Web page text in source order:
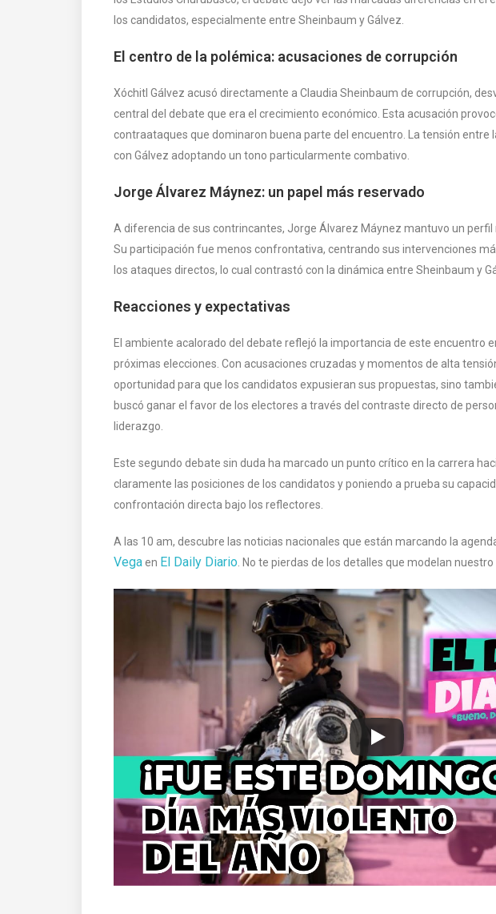
los candidatos, especialmente entre Sheinbaum y Gálvez.
El centro de la polémica: acusaciones de corrupción
Xóchitl Gálvez acusó directamente a Claudia Sheinbaum de corrupción,
central del debate que era el crecimiento económico. Esta acusación
contraataques que dominaron buena parte del encuentro. La tensión entre
con Gálvez adoptando un tono particularmente combativo.
Jorge Álvarez Máynez: un papel más reservado
A diferencia de sus contrincantes, Jorge Álvarez Máynez mantuvo un perfil
Su participación fue menos confrontativa, centrando sus intervenciones
los ataques directos, lo cual contrastó con la dinámica entre Sheinbaum y
Reacciones y expectativas
El ambiente acalorado del debate reflejó la importancia de este encuentro
próximas elecciones. Con acusaciones cruzadas y momentos de alta
oportunidad para que los candidatos expusieran sus propuestas, sino
buscó ganar el favor de los electores a través del contraste directo de
liderazgo.
Este segundo debate sin duda ha marcado un punto crítico en la carrera
claramente las posiciones de los candidatos y poniendo a prueba su
confrontación directa bajo los reflectores​.
A las 10 am, descubre las noticias nacionales que están marcando la
Vegaen El Daily Diario . No te pierdas de los detalles que modelan